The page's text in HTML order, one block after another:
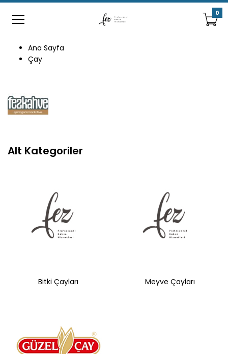
0
Ana Sayfa
Çay
Alt Kategoriler
Bitki Çayları Meyve Çayları